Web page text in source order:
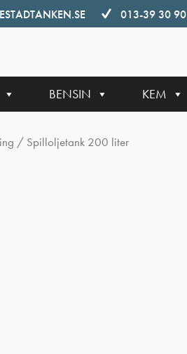
013-39 30 90
BENSIN KEM
/ Spilloljetank 200 liter